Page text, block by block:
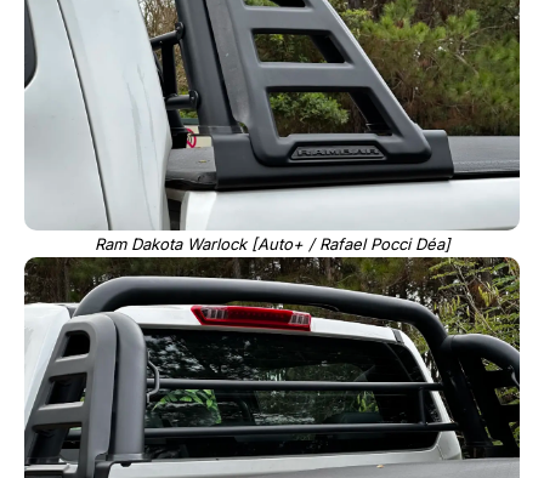
Ram Dakota Warlock [Auto+ / Rafael Pocci Déa]